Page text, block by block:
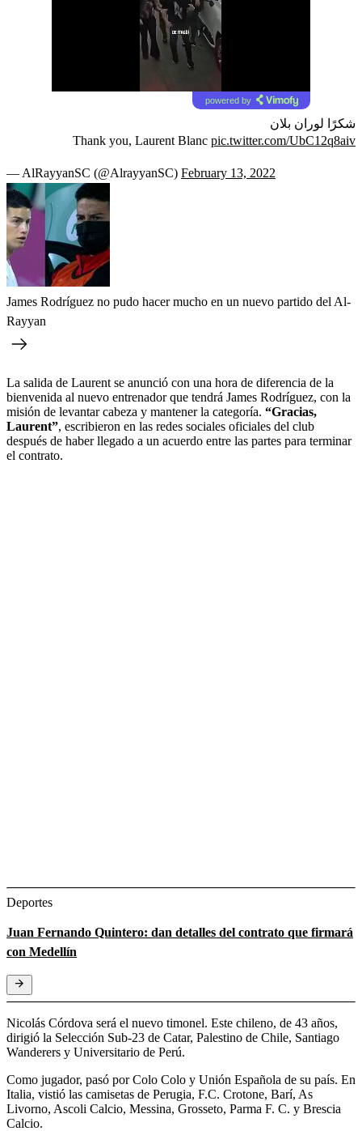
powered by
شكرًا لوران بلان
Thank you, Laurent Blanc pic.twitter.com/UbC12q8aiv
— AlRayyanSC (@AlrayyanSC) February 13, 2022
James Rodríguez no pudo hacer mucho en un nuevo partido del Al-
Rayyan
La salida de Laurent se anunció con una hora de diferencia de la
bienvenida al nuevo entrenador que tendrá James Rodríguez, con la
misión de levantar cabeza y mantener la categoría. “Gracias,
Laurent”, escribieron en las redes sociales oficiales del club
después de haber llegado a un acuerdo entre las partes para terminar
el contrato.
Deportes
Juan Fernando Quintero: dan detalles del contrato que firmará
con Medellín
Nicolás Córdova será el nuevo timonel. Este chileno, de 43 años,
dirigió la Selección Sub-23 de Catar, Palestino de Chile, Santiago
Wanderers y Universitario de Perú.
Como jugador, pasó por Colo Colo y Unión Española de su país. En
Italia, vistió las camisetas de Perugia, F.C. Crotone, Barí, As
Livorno, Ascoli Calcio, Messina, Grosseto, Parma F. C. y Brescia
Calcio.